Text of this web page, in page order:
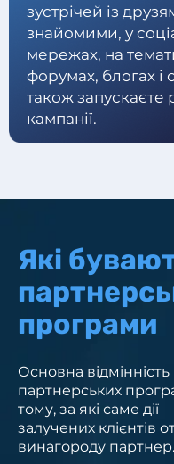
зустрічей із
знайомими, у
мережах, на
форумах, блогах і
також запускаєте
кампанії.
Які
програми
Основна відмінність
партнерських
тому, за які саме дії
залучених клієнтів
винагороду партнер.